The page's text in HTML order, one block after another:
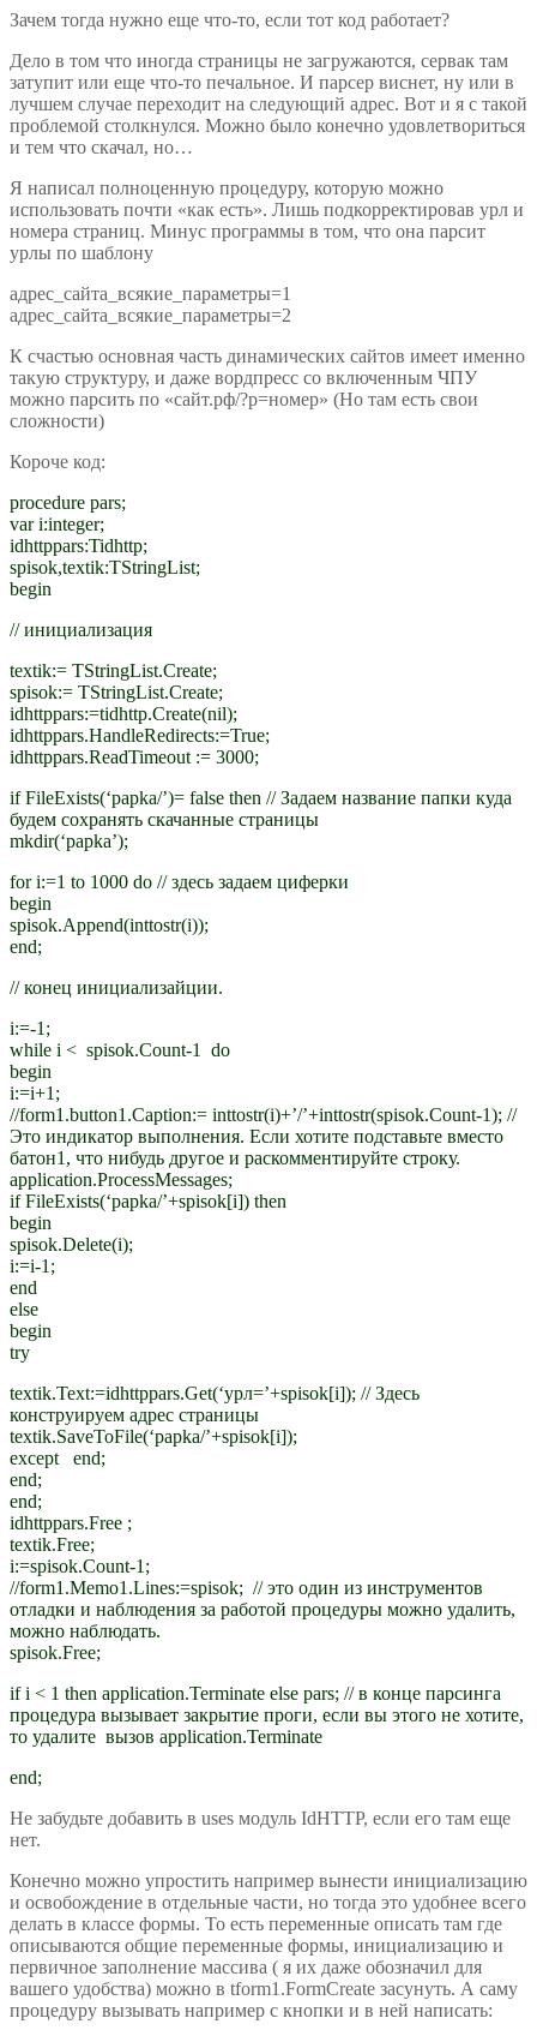
Зачем тогда нужно еще что-то, если тот код работает?
Дело в том что иногда страницы не загружаются, сервак там
затупит или еще что-то печальное. И парсер виснет, ну или в
лучшем случае переходит на следующий адрес. Вот и я с такой
проблемой столкнулся. Можно было конечно удовлетвориться
и тем что скачал, но…
Я написал полноценную процедуру, которую можно
использовать почти «как есть». Лишь подкорректировав урл и
номера страниц. Минус программы в том, что она парсит
урлы по шаблону
адрес_сайта_всякие_параметры=1
адрес_сайта_всякие_параметры=2
К счастью основная часть динамических сайтов имеет именно
такую структуру, и даже вордпресс со включенным ЧПУ
можно парсить по «сайт.рф/?p=номер» (Но там есть свои
сложности)
Короче код:
procedure pars;
var i:integer;
idhttppars:Tidhttp;
spisok,textik:TStringList;
begin
// инициализация
textik:= TStringList.Create;
spisok:= TStringList.Create;
idhttppars:=tidhttp.Create(nil);
idhttppars.HandleRedirects:=True;
idhttppars.ReadTimeout := 3000;
if FileExists(‘papka/’)= false then // Задаем название папки куда
будем сохранять скачанные страницы
mkdir(‘papka’);
for i:=1 to 1000 do // здесь задаем циферки
begin
spisok.Append(inttostr(i));
end;
// конец инициализайции.
i:=-1;
while i < spisok.Count-1 do
begin
i:=i+1;
//form1.button1.Caption:= inttostr(i)+’/’+inttostr(spisok.Count-1); //
Это индикатор выполнения. Если хотите подставьте вместо
батон1, что нибудь другое и раскомментируйте строку.
application.ProcessMessages;
if FileExists(‘papka/’+spisok[i]) then
begin
spisok.Delete(i);
i:=i-1;
end
else
begin
try
textik.Text:=idhttppars.Get(‘урл=’+spisok[i]); // Здесь
конструируем адрес страницы
textik.SaveToFile(‘papka/’+spisok[i]);
except end;
end;
end;
idhttppars.Free ;
textik.Free;
i:=spisok.Count-1;
//form1.Memo1.Lines:=spisok; // это один из инструментов
отладки и наблюдения за работой процедуры можно удалить,
можно наблюдать.
spisok.Free;
if i < 1 then application.Terminate else pars; // в конце парсинга
процедура вызывает закрытие проги, если вы этого не хотите,
то удалите вызов application.Terminate
end;
Не забудьте добавить в uses модуль IdHTTP, если его там еще
нет.
Конечно можно упростить например вынести инициализацию
и освобождение в отдельные части, но тогда это удобнее всего
делать в классе формы. То есть переменные описать там где
описываются общие переменные формы, инициализацию и
первичное заполнение массива ( я их даже обозначил для
вашего удобства) можно в tform1.FormCreate засунуть. А саму
процедуру вызывать например с кнопки и в ней написать: